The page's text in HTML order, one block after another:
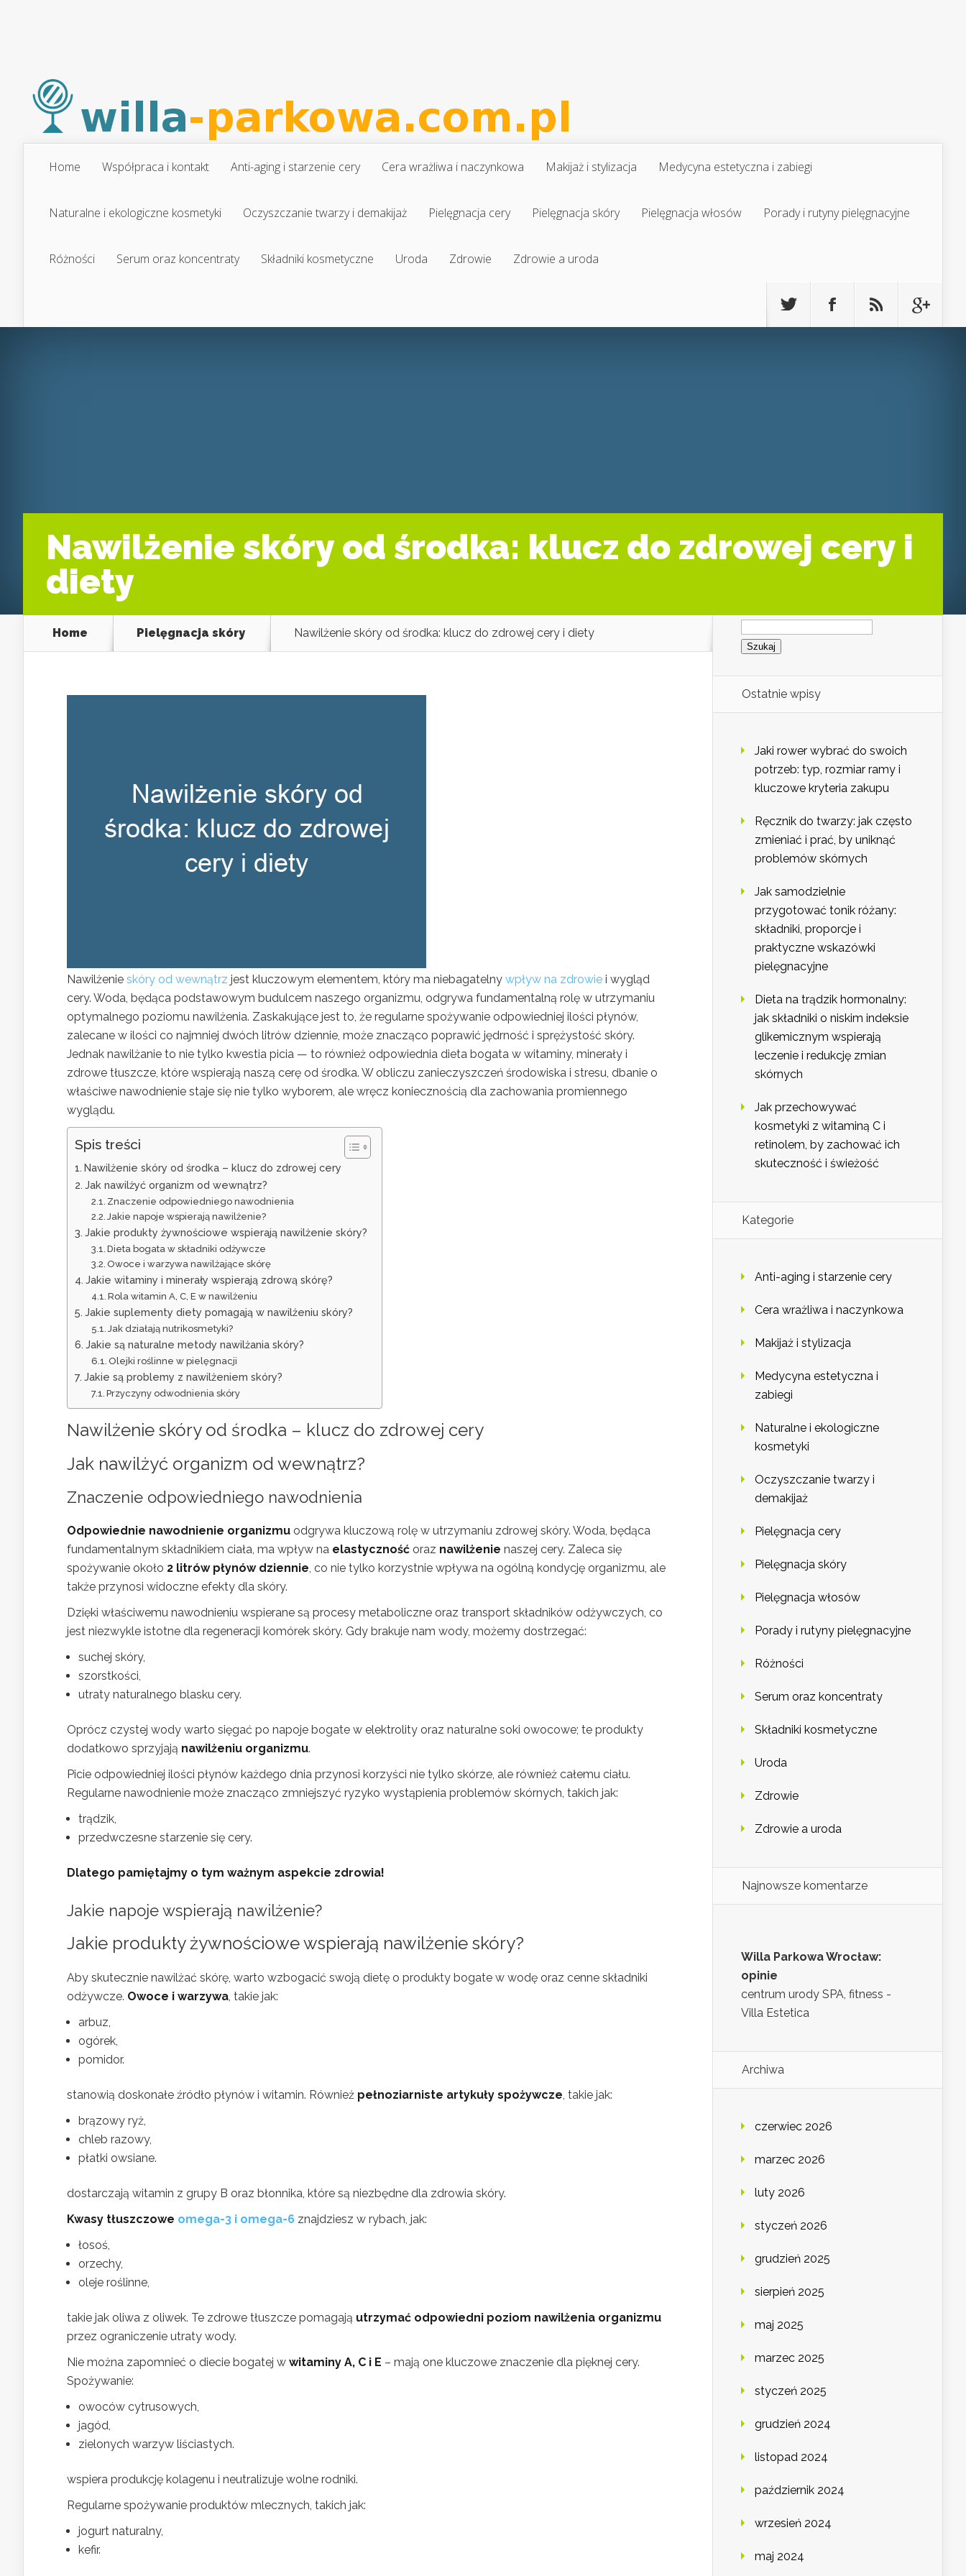
Home Współpraca i kontakt Anti-aging i starzenie cery Cera wrażliwa i naczynkowa Makijaż i stylizacja Medycyna estetyczna i zabiegi
Naturalne i ekologiczne kosmetyki Oczyszczanie twarzy i demakijaż Pielęgnacja cery Pielęgnacja skóry Pielęgnacja włosów Porady i rutyny pielęgnacyjne
Różności Serum oraz koncentraty Składniki kosmetyczne Uroda Zdrowie Zdrowie a uroda
Nawilżenie skóry od środka: klucz do zdrowej cery i
diety
Home Pielęgnacja skóry Nawilżenie skóry od środka: klucz do zdrowej cery i diety
Nawilżenie skóry od wewnątrz jest kluczowym elementem, który ma niebagatelny wpływ na zdrowie i wygląd
cery. Woda, będąca podstawowym budulcem naszego organizmu, odgrywa fundamentalną rolę w utrzymaniu
optymalnego poziomu nawilżenia. Zaskakujące jest to, że regularne spożywanie odpowiedniej ilości płynów,
zalecane w ilości co najmniej dwóch litrów dziennie, może znacząco poprawić jędrność i sprężystość skóry.
Jednak nawilżanie to nie tylko kwestia picia — to również odpowiednia dieta bogata w witaminy, minerały i
zdrowe tłuszcze, które wspierają naszą cerę od środka. W obliczu zanieczyszczeń środowiska i stresu, dbanie o
właściwe nawodnienie staje się nie tylko wyborem, ale wręcz koniecznością dla zachowania promiennego
wyglądu.
Spis treści
Nawilżenie skóry od środka – klucz do zdrowej cery
Jak nawilżyć organizm od wewnątrz?
Znaczenie odpowiedniego nawodnienia
Jakie napoje wspierają nawilżenie?
Jakie produkty żywnościowe wspierają nawilżenie skóry?
Dieta bogata w składniki odżywcze
Owoce i warzywa nawilżające skórę
Jakie witaminy i minerały wspierają zdrową skórę?
Rola witamin A, C, E w nawilżeniu
Jakie suplementy diety pomagają w nawilżeniu skóry?
Jak działają nutrikosmetyki?
Jakie są naturalne metody nawilżania skóry?
Olejki roślinne w pielęgnacji
Jakie są problemy z nawilżeniem skóry?
Przyczyny odwodnienia skóry
Nawilżenie skóry od środka – klucz do zdrowej cery
Jak nawilżyć organizm od wewnątrz?
Znaczenie odpowiedniego nawodnienia
Odpowiednie nawodnienie organizmu odgrywa kluczową rolę w utrzymaniu zdrowej skóry. Woda, będąca
fundamentalnym składnikiem ciała, ma wpływ na elastyczność oraz nawilżenie naszej cery. Zaleca się
spożywanie około 2 litrów płynów dziennie, co nie tylko korzystnie wpływa na ogólną kondycję organizmu, ale
także przynosi widoczne efekty dla skóry.
Dzięki właściwemu nawodnieniu wspierane są procesy metaboliczne oraz transport składników odżywczych, co
jest niezwykle istotne dla regeneracji komórek skóry. Gdy brakuje nam wody, możemy dostrzegać:
suchej skóry,
szorstkości,
utraty naturalnego blasku cery.
Oprócz czystej wody warto sięgać po napoje bogate w elektrolity oraz naturalne soki owocowe; te produkty
dodatkowo sprzyjają nawilżeniu organizmu.
Picie odpowiedniej ilości płynów każdego dnia przynosi korzyści nie tylko skórze, ale również całemu ciału.
Regularne nawodnienie może znacząco zmniejszyć ryzyko wystąpienia problemów skórnych, takich jak:
trądzik,
przedwczesne starzenie się cery.
Dlatego pamiętajmy o tym ważnym aspekcie zdrowia!
Jakie napoje wspierają nawilżenie?
Jakie produkty żywnościowe wspierają nawilżenie skóry?
Aby skutecznie nawilżać skórę, warto wzbogacić swoją dietę o produkty bogate w wodę oraz cenne składniki
odżywcze. Owoce i warzywa, takie jak:
arbuz,
ogórek,
pomidor.
stanowią doskonałe źródło płynów i witamin. Również pełnoziarniste artykuły spożywcze, takie jak:
brązowy ryż,
chleb razowy,
płatki owsiane.
dostarczają witamin z grupy B oraz błonnika, które są niezbędne dla zdrowia skóry.
Kwasy tłuszczowe omega-3 i omega-6 znajdziesz w rybach, jak:
łosoś,
orzechy,
oleje roślinne,
takie jak oliwa z oliwek. Te zdrowe tłuszcze pomagają utrzymać odpowiedni poziom nawilżenia organizmu
przez ograniczenie utraty wody.
Nie można zapomnieć o diecie bogatej w witaminy A, C i E – mają one kluczowe znaczenie dla pięknej cery.
Spożywanie:
owoców cytrusowych,
jagód,
zielonych warzyw liściastych.
wspiera produkcję kolagenu i neutralizuje wolne rodniki.
Regularne spożywanie produktów mlecznych, takich jak:
jogurt naturalny,
kefir.
Szukaj:
Ostatnie wpisy
Jaki rower wybrać do swoich
potrzeb: typ, rozmiar ramy i
kluczowe kryteria zakupu
Ręcznik do twarzy: jak często
zmieniać i prać, by uniknąć
problemów skórnych
Jak samodzielnie
przygotować tonik różany:
składniki, proporcje i
praktyczne wskazówki
pielęgnacyjne
Dieta na trądzik hormonalny:
jak składniki o niskim indeksie
glikemicznym wspierają
leczenie i redukcję zmian
skórnych
Jak przechowywać
kosmetyki z witaminą C i
retinolem, by zachować ich
skuteczność i świeżość
Kategorie
Anti-aging i starzenie cery
Cera wrażliwa i naczynkowa
Makijaż i stylizacja
Medycyna estetyczna i
zabiegi
Naturalne i ekologiczne
kosmetyki
Oczyszczanie twarzy i
demakijaż
Pielęgnacja cery
Pielęgnacja skóry
Pielęgnacja włosów
Porady i rutyny pielęgnacyjne
Różności
Serum oraz koncentraty
Składniki kosmetyczne
Uroda
Zdrowie
Zdrowie a uroda
Najnowsze komentarze
Willa Parkowa Wrocław:
opinie
centrum urody SPA, fitness -
Villa Estetica
Archiwa
czerwiec 2026
marzec 2026
luty 2026
styczeń 2026
grudzień 2025
sierpień 2025
maj 2025
marzec 2025
styczeń 2025
grudzień 2024
listopad 2024
październik 2024
wrzesień 2024
maj 2024